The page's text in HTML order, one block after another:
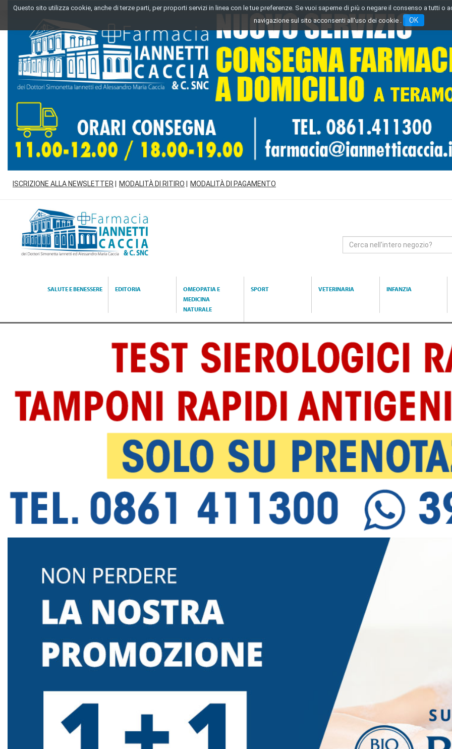
Passa
principale
Questo sito utilizza cookie, anche di terze parti, per proporti servizi in linea con le tue preferenze. Se vuoi saperne di più o negare il consenso a tutti o
navigazione sul sito acconsenti all'uso dei cookie .
OK
ISCRIZIONE ALLA NEWSLETTER MODALITÀ DI RITIRO MODALITÀ DI PAGAMENTO
Farmacia
Iannetti
Cerca
SALUTE E BENESSERE EDITORIA
OMEOPATIA E
MEDICINA
NATURALE
SPORT VETERINARIA INFANZIA